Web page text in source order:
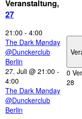
Veranstaltung,
27
21:00 - 4:00
The Dark Mønday
@Dunckerclub
Berlin
27. Juli @ 21:00 -
4:00
The Dark Mønday
@Dunckerclub
Berlin
0
28